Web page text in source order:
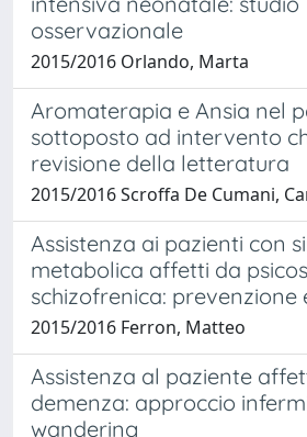
osservazionale
2015/2016 Orlando, Marta
Aromaterapia e Ansia nel
sottoposto ad intervento
revisione della letteratura
2015/2016 Scroffa De Cumani,
Assistenza ai pazienti con
metabolica affetti da
schizofrenica: prevenzione
2015/2016 Ferron, Matteo
Assistenza al paziente
demenza: approccio
wandering